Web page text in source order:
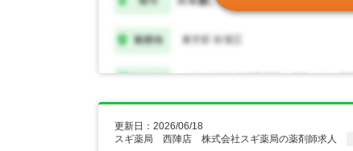
更新日：2026/06/18
スギ薬局 西陣店 株式会社スギ薬局の薬剤師求人